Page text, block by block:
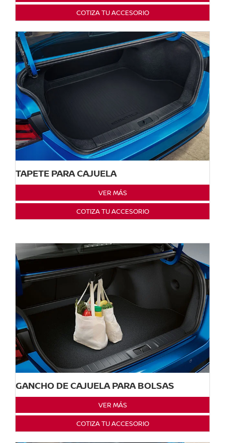
COTIZA TU ACCESORIO
TAPETE PARA CAJUELA
VER MÁS
COTIZA TU ACCESORIO
GANCHO DE CAJUELA PARA BOLSAS
VER MÁS
COTIZA TU ACCESORIO